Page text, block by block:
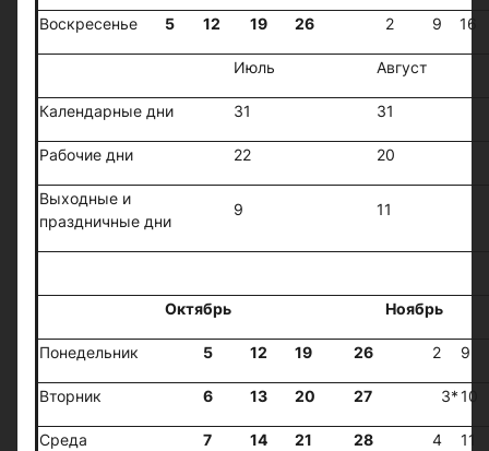
Воскресенье 5 12 19 26 2 9 16
Июль Август
Календарные дни 31 31
Рабочие дни 22 20
Выходные и
праздничные дни
9 11
Октябрь Ноябрь
Понедельник 5 12 19 26 2 9
Вторник 6 13 20 27 3* 10
Среда 7 14 21 28 4 11